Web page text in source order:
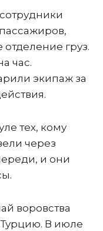
груз.
час.
экипаж за
тех, кому
через
и они
воровства
В июле